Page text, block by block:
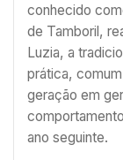
conhecido
de Tamboril,
Luzia, a
prática,
geração em
ano seguinte.